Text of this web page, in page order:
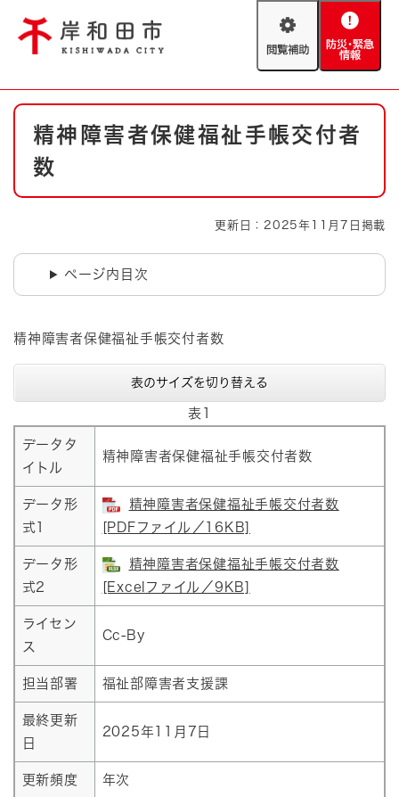
閲
助
防
緊
情
やさしい日本語
防災・緊急情報 救急・消防
本
精神障害者保健福祉手帳交付者
数
更新日：2025年11月7日掲載
ページ内目次
精神障害者保健福祉手帳交付者数
表のサイズを切り替える
表1
データタ
イトル
精神障害者保健福祉手帳交付者数
データ形
式1
精神障害者保健福祉手帳交付者数
[PDFファイル／16KB]
データ形
式2
精神障害者保健福祉手帳交付者数
[Excelファイル／9KB]
ライセン
ス
Cc-By
担当部署 福祉部障害者支援課
最終更新
日
2025年11月7日
更新頻度 年次